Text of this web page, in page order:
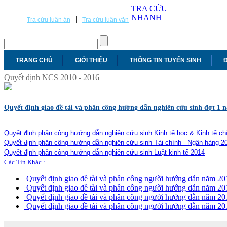
Tra cứu luận án | Tra cứu luận văn
TRA CỨU
NHANH
TRANG CHỦ GIỚI THIỆU THÔNG TIN TUYỂN SINH
Quyết định NCS 2010 - 2016
Quyết định giao đề tài và phân công hướng dẫn nghiên cứu sinh đợt 1
Quyết định phân công hướng dẫn nghiên cứu sinh Kinh tế học & Kinh tế
Quyết định phân công hướng dẫn nghiên cứu sinh Tài chính - Ngân hàng
Quyết định phân công hướng dẫn nghiên cứu sinh Luật kinh tế 2014
Các Tin Khác :
Quyết định giao đề tài và phân công người hướng dẫn năm
Quyết định giao đề tài và phân công người hướng dẫn năm
Quyết định giao đề tài và phân công người hướng dẫn năm
Quyết định giao đề tài và phân công người hướng dẫn năm